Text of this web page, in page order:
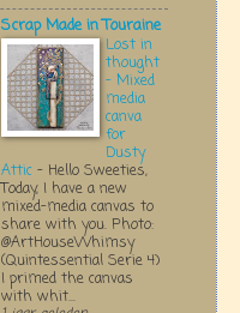
Scrap Made in Touraine
Lost in
thought
- Mixed
media
canva
for
Dusty
Attic - Hello Sweeties,
Today, I have a new
mixed-media canvas to
share with you. Photo:
@ArtHouseWhimsy
(Quintessential Serie 4)
I primed the canvas
with whit...